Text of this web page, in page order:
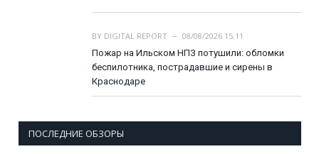
BY DIGITAL REPORT
08/08/2026 15:11
Пожар на Ильском НПЗ потушили: обломки
беспилотника, пострадавшие и сирены в
Краснодаре
ПОСЛЕДНИЕ ОБЗОРЫ